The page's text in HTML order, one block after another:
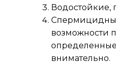
Водостойкие,
возможности
внимательно.